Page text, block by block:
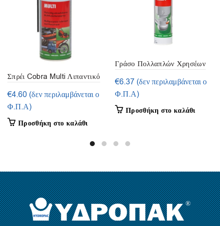
Σπρέι Cobra Multi Λιπαντικό
(5 σε 1) 400ml – Wurth
€4.60 (δεν περιλαμβάνεται ο
Φ.Π.Α)
Προσθήκη στο καλάθι
Γράσο Πολλαπλών Χρησέων
ΙΙ 400 gr – Wurth
€6.37 (δεν περιλαμβάνεται ο
Φ.Π.Α)
Προσθήκη στο καλάθι